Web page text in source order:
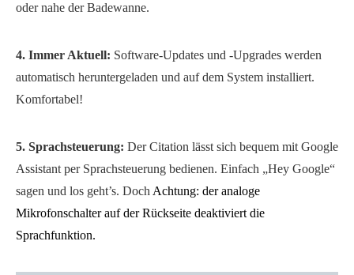
oder nahe der Badewanne.
4. Immer Aktuell: Software-Updates und -Upgrades werden
automatisch heruntergeladen und auf dem System installiert.
Komfortabel!
5. Sprachsteuerung: Der Citation lässt sich bequem mit Google
Assistant per Sprachsteuerung bedienen. Einfach „Hey Google“
sagen und los geht’s. Doch Achtung: der analoge
Mikrofonschalter auf der Rückseite deaktiviert die
Sprachfunktion.